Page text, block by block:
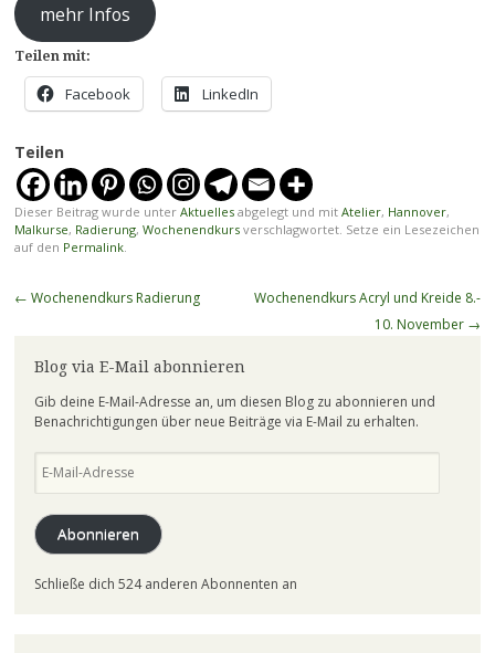
mehr Infos
Teilen mit:
Facebook LinkedIn
Teilen
Dieser Beitrag wurde unter Aktuellesabgelegt und mit Atelier, Hannover,
Malkurse, Radierung, Wochenendkursverschlagwortet. Setze ein Lesezeichen
auf den Permalink.
Beitragsnavigation
← Wochenendkurs Radierung
Wochenendkurs Acryl und Kreide 8.-
10. November →
Blog via E-Mail abonnieren
Gib deine E-Mail-Adresse an, um diesen Blog zu abonnieren und
Benachrichtigungen über neue Beiträge via E-Mail zu erhalten.
Mail-
Abonnieren
Schließe dich 524 anderen Abonnenten an